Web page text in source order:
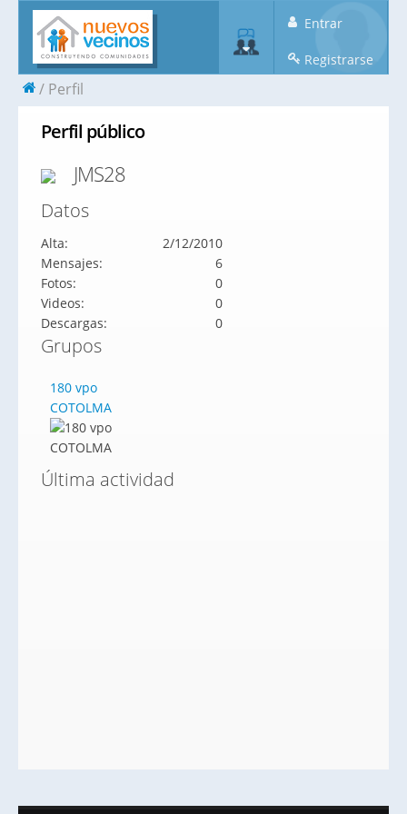
Entrar
Registrarse
Perfil
Perfil público
JMS28
Datos
Alta:
2/12/2010
Mensajes:
6
Fotos:
0
Videos:
0
Descargas:
0
Grupos
180 vpo
COTOLMA
Última actividad